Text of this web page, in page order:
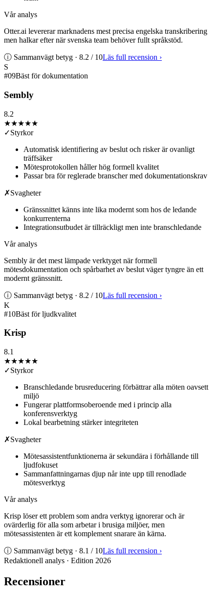
Vår analys
Otter.ai levererar marknadens mest precisa engelska transkribering
men halkar efter när svenska team behöver fullt språkstöd.
ⓘ Sammanvägt betyg · 8.2 / 10Läs full recension ›
S
#09Bäst för dokumentation
Sembly
8.2
★★★★★
✓Styrkor
Automatisk identifiering av beslut och risker är ovanligt
träffsäker
Mötesprotokollen håller hög formell kvalitet
Passar bra för reglerade branscher med dokumentationskrav
✗Svagheter
Gränssnittet känns inte lika modernt som hos de ledande
konkurrenterna
Integrationsutbudet är tillräckligt men inte branschledande
Vår analys
Sembly är det mest lämpade verktyget när formell
mötesdokumentation och spårbarhet av beslut väger tyngre än ett
modernt gränssnitt.
ⓘ Sammanvägt betyg · 8.2 / 10Läs full recension ›
K
#10Bäst för ljudkvalitet
Krisp
8.1
★★★★★
✓Styrkor
Branschledande brusreducering förbättrar alla möten oavsett
miljö
Fungerar plattformsoberoende med i princip alla
konferensverktyg
Lokal bearbetning stärker integriteten
✗Svagheter
Mötesassistentfunktionerna är sekundära i förhållande till
ljudfokuset
Sammanfattningarnas djup når inte upp till renodlade
mötesverktyg
Vår analys
Krisp löser ett problem som andra verktyg ignorerar och är
ovärderlig för alla som arbetar i brusiga miljöer, men
mötesassistenten är ett komplement snarare än kärna.
ⓘ Sammanvägt betyg · 8.1 / 10Läs full recension ›
Redaktionell analys · Edition 2026
Recensioner